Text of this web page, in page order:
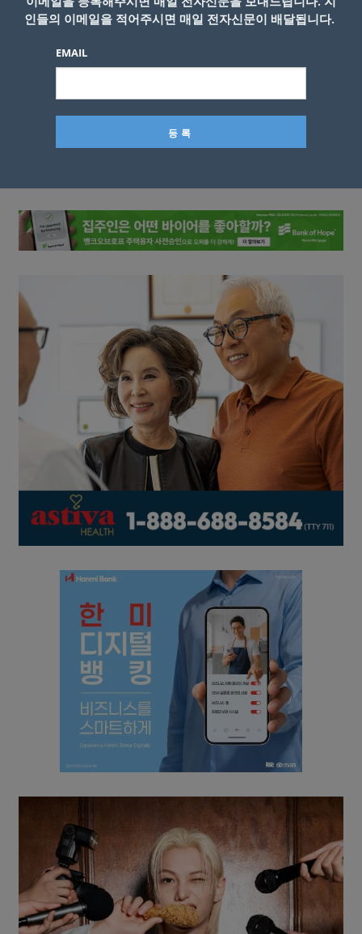
인들의 이메일을 적어주시면 매일 전자신문이 배달됩니다.
EMAIL